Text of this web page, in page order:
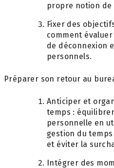
propre notion de
Fixer des
comment
de déconnexion
personnels.
Préparer son retour au
Anticiper et
temps :
personnelle en
gestion du
et éviter la
Intégrer des